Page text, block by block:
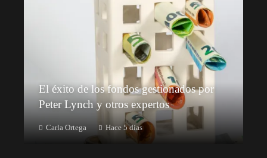
El éxito de los fondos gestionados por
Peter Lynch y otros expertos
Carla Ortega Hace 5 días